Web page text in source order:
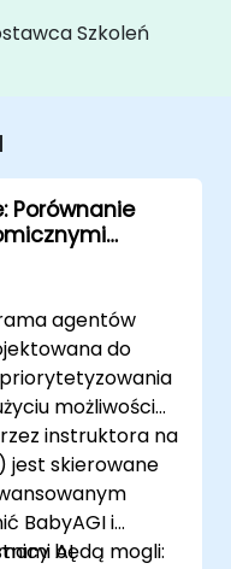
Szkoleń
Porównanie
agentów
do
możliwości
instruktora na
jest skierowane
BabyAGI i
AI
będą mogli: